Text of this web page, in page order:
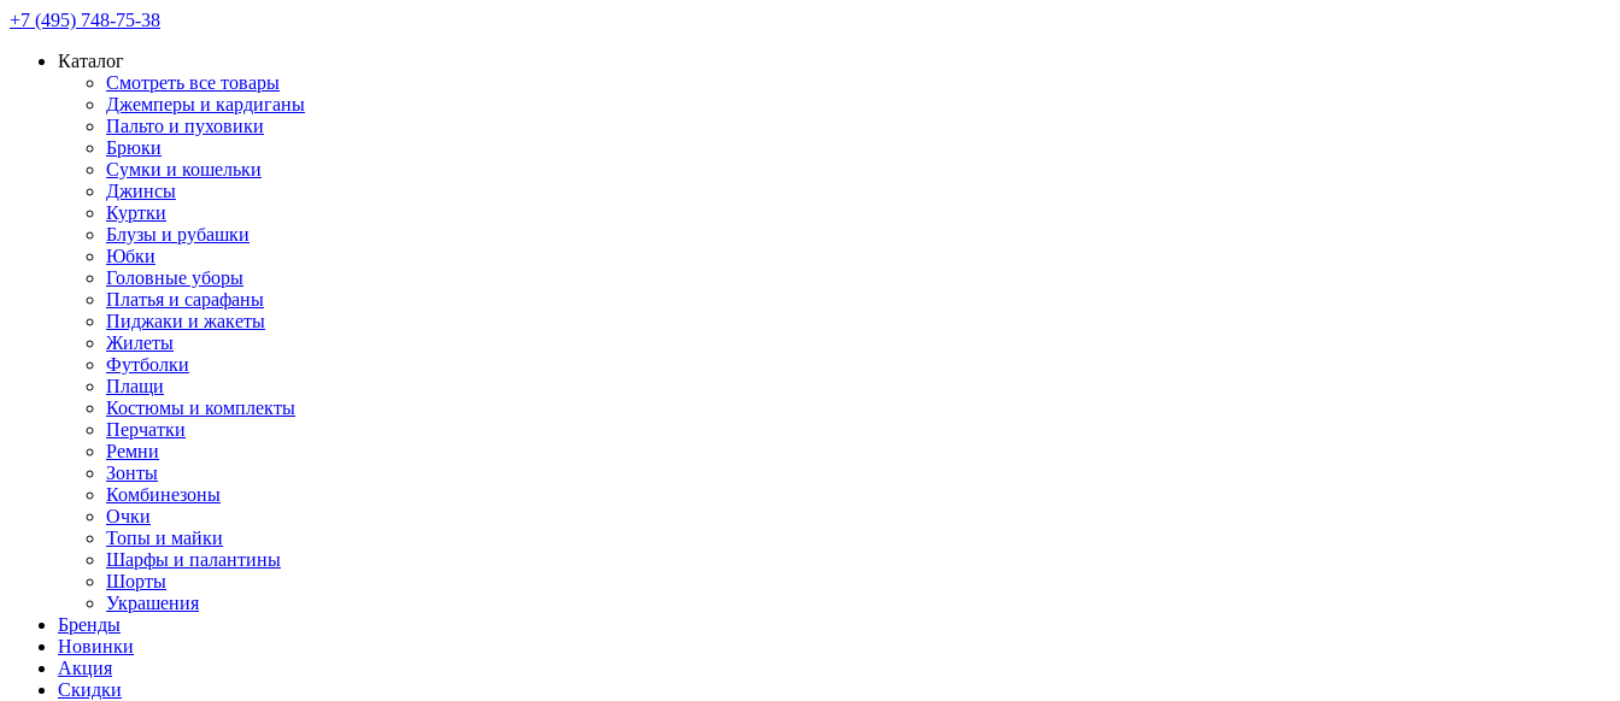
+7 (495) 748-75-38
Каталог
Смотреть все товары
Джемперы и кардиганы
Пальто и пуховики
Брюки
Сумки и кошельки
Джинсы
Куртки
Блузы и рубашки
Юбки
Головные уборы
Платья и сарафаны
Пиджаки и жакеты
Жилеты
Футболки
Плащи
Костюмы и комплекты
Перчатки
Ремни
Зонты
Комбинезоны
Очки
Топы и майки
Шарфы и палантины
Шорты
Украшения
Бренды
Новинки
Акция
Скидки